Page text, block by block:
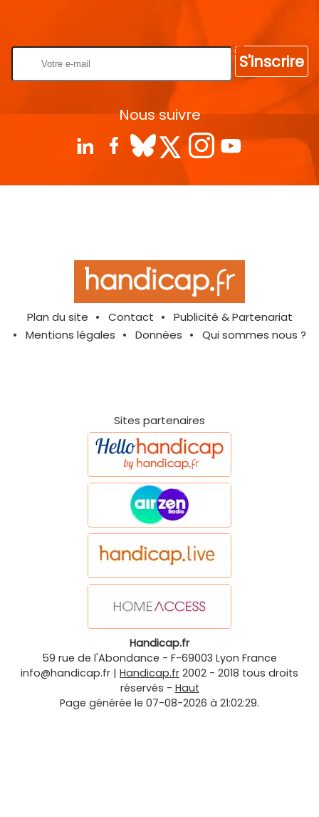
S'inscrire
Nous suivre
Plan du site Contact
Publicité & Partenariat
Mentions légales
Données Qui sommes nous ?
Sites partenaires
Handicap.fr
59 rue de l'Abondance - F-69003 Lyon France
info@handicap.fr | Handicap.fr 2002 - 2018 tous droits
réservés - Haut
Page générée le 07-08-2026 à 21:02:29.